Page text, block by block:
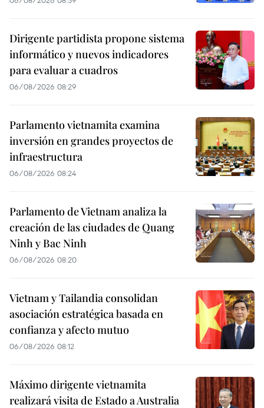
Dirigente partidista propone sistema
informático y nuevos indicadores
para evaluar a cuadros
06/08/2026 08:29
Parlamento vietnamita examina
inversión en grandes proyectos de
infraestructura
06/08/2026 08:24
Parlamento de Vietnam analiza la
creación de las ciudades de Quang
Ninh y Bac Ninh
06/08/2026 08:20
Vietnam y Tailandia consolidan
asociación estratégica basada en
confianza y afecto mutuo
06/08/2026 08:12
Máximo dirigente vietnamita
realizará visita de Estado a Australia